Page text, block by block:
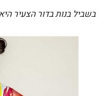
בשביל בנות בדור הצעיר